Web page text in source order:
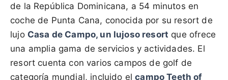
de la República Dominicana, a 54 minutos en
coche de Punta Cana, conocida por su resort de
lujo Casa de Campo, un lujoso resort que ofrece
una amplia gama de servicios y actividades. El
resort cuenta con varios campos de golf de
categoría mundial, incluido elcampo Teeth of